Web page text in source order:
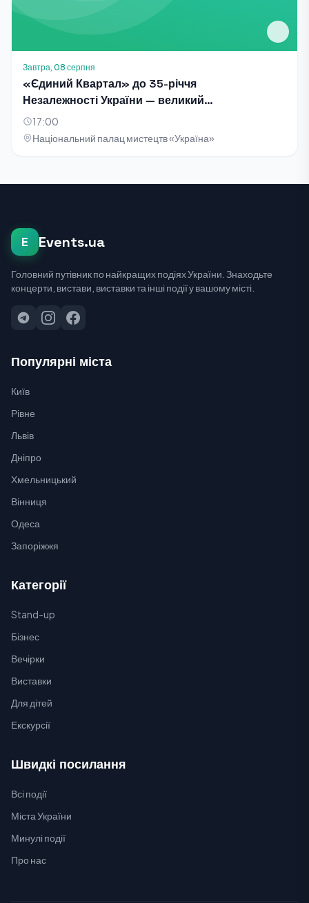
Завтра, 08 серпня
«Єдиний Квартал» до 35-річчя
Незалежності України — великий
благодійний концерт-телезйомка
17:00
Національний палац мистецтв «Україна»
E Events.ua
Головний путівник по найкращих подіях України. Знаходьте
концерти, вистави, виставки та інші події у вашому місті.
Популярні міста
Київ
Рівне
Львів
Дніпро
Хмельницький
Вінниця
Одеса
Запоріжжя
Категорії
Stand-up
Бізнес
Вечірки
Виставки
Для дітей
Екскурсії
Швидкі посилання
Всі події
Міста України
Минулі події
Про нас